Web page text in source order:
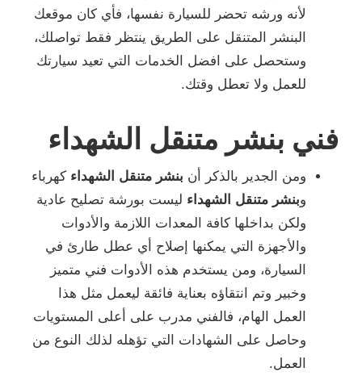
لأنه ورشه تحضر للسيارة نفسها، فأي كان موقعك
البنشر المتنقل على الطريق ينتظر فقط تواصلك،
وستحصل على افضل الخدمات التي تعيد سيارتك
للعمل ولا تعطل وقتك.
فني بنشر متنقل الشهداء
ومن الجدير بالذكر أن بنشر متنقل الشهداء كهرباء
وبنشر متنقل الشهداء ليست بورشة تصليح عادية
ولكن بداخلها كافة المعدات اللازمة والأدوات
والأجهزة التي يمكنها إصلاح أي عطل طارئ في
السيارة، ومن يستخدم هذه الأدوات فني متميز
وخبير وتم انتقاؤه بعناية فائقة ليعمل مثل هذا
العمل الهام، فالفني مدرب على أعلى المستويات
وحاصل على الشهادات التي تؤهله لذلك النوع من
العمل.